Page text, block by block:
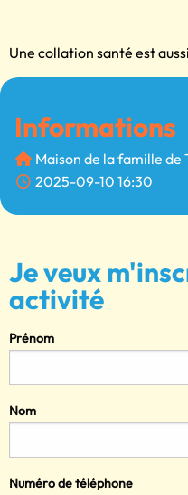
Une collation santé est
Informations
Maison de la famille de
2025-09-10 16:30
Je veux
activité
Prénom
Nom
Numéro de téléphone